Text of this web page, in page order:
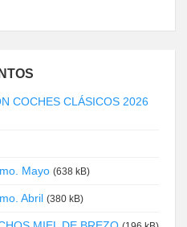
COCHES CLÁSICOS 2026
Mayo (638 kB)
Abril (380 kB)